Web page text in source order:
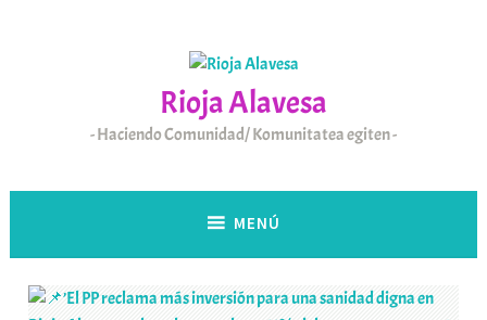
Rioja Alavesa
Haciendo Comunidad/ Komunitatea egiten
MENÚ